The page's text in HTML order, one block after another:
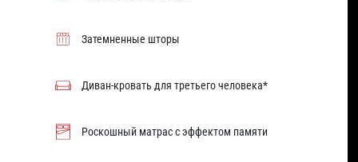
Затемненные шторы
Диван-кровать для третьего человека*
Роскошный матрас с эффектом памяти